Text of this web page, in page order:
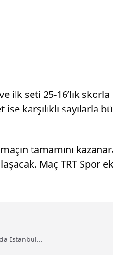
ilk seti 25-16’lık
karşılıklı sayılarla
maçın tamamını
Maç TRT Spor
İstanbul...